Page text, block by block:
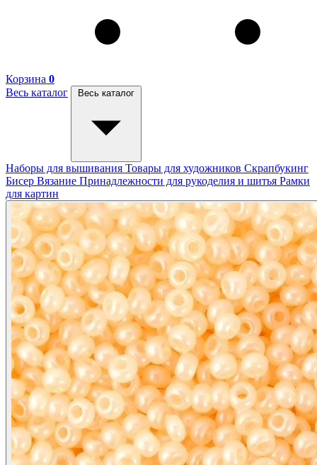
Корзина 0
Весь каталог
Весь каталог
Наборы для вышивания Товары для художников Скрапбукинг
Бисер Вязание Принадлежности для рукоделия и шитья Рамки
для картин